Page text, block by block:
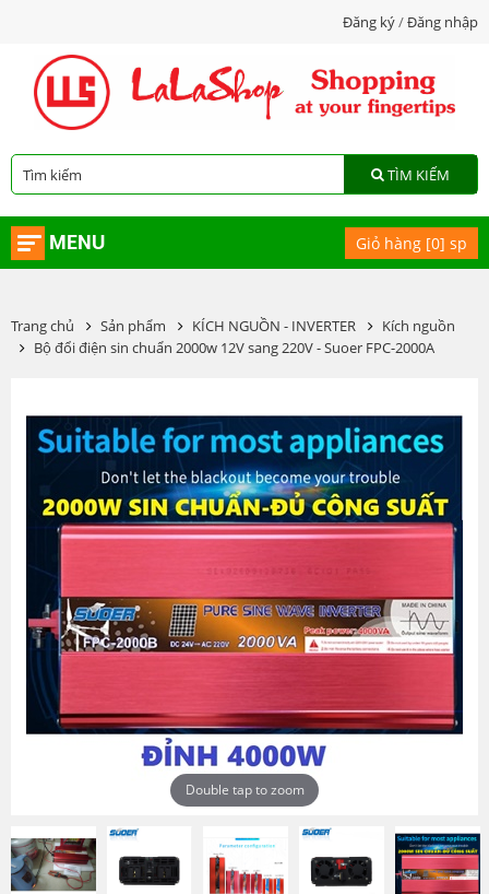
Đăng ký/Đăng nhập
TÌM KIẾM
MENU Giỏ hàng [0] sp
Trang chủ Sản phẩm KÍCH NGUỒN - INVERTER
Kích nguồn
Bộ đổi điện sin chuẩn 2000w 12V sang 220V - Suoer FPC-2000A
Double tap to zoom